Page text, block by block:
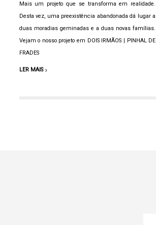
Mais um projeto que se transforma em realidade.
Desta vez, uma preexistência abandonada dá lugar a
duas moradias geminadas e a duas novas famílias.
Vejam o nosso projeto em DOIS IRMÃOS | PINHAL DE
FRADES
LER MAIS